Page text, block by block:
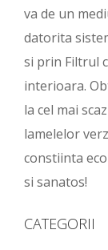
va de un
datorita
si prin Filtrul
interioara.
la cel mai
lamelelor
constiinta
si sanatos!
CATEGORII